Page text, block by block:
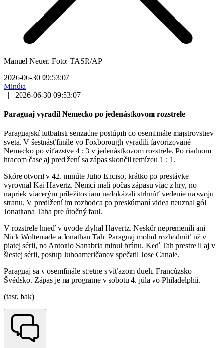
Manuel Neuer. Foto: TASR/AP
2026-06-30 09:53:07
Minúta
|
2026-06-30 09:53:07
Paraguaj vyradil Nemecko po jedenástkovom rozstrele
Paraguajskí futbalisti senzačne postúpili do osemfinále majstrovstiev
sveta. V šestnásťfinále vo Foxborough vyradili favorizované
Nemecko po víťazstve 4 : 3 v jedenástkovom rozstrele. Po riadnom
hracom čase aj predĺžení sa zápas skončil remízou 1 : 1.
Skóre otvoril v 42. minúte Julio Enciso, krátko po prestávke
vyrovnal Kai Havertz. Nemci mali počas zápasu viac z hry, no
napriek viacerým príležitostiam nedokázali strhnúť vedenie na svoju
stranu. V predĺžení im rozhodca po preskúmaní videa neuznal gól
Jonathana Taha pre útočný faul.
V rozstrele hneď v úvode zlyhal Havertz. Neskôr nepremenili ani
Nick Woltemade a Jonathan Tah. Paraguaj mohol rozhodnúť už v
piatej sérii, no Antonio Sanabria minul bránu. Keď Tah prestrelil aj v
šiestej sérii, postup Juhoameričanov spečatil Jose Canale.
Paraguaj sa v osemfinále stretne s víťazom duelu Francúzsko –
Švédsko. Zápas je na programe v sobotu 4. júla vo Philadelphii.
(tasr, bak)